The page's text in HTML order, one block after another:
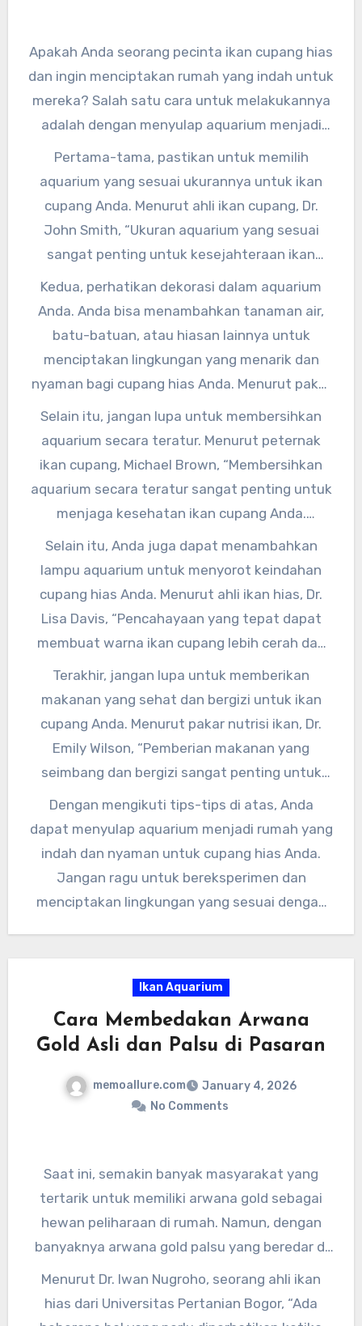
Apakah Anda seorang pecinta ikan cupang hias
dan ingin menciptakan rumah yang indah untuk
mereka? Salah satu cara untuk melakukannya
adalah dengan menyulap aquarium menjadi
tempat tinggal yang nyaman dan cantik untuk
cupang hias Anda. Berikut adalah beberapa
tips menyulap aquarium menjadi rumah indah
untuk cupang hias yang bisa Anda coba.
Pertama-tama, pastikan untuk memilih
aquarium yang sesuai ukurannya untuk ikan
cupang Anda. Menurut ahli ikan cupang, Dr.
John Smith, “Ukuran aquarium yang sesuai
sangat penting untuk kesejahteraan ikan
cupang. Mereka membutuhkan ruang yang
cukup untuk berenang dan bergerak dengan
bebas.” Jadi, pastikan untuk memilih aquarium
yang cukup besar untuk ikan cupang Anda agar
mereka dapat tumbuh dengan baik.
Kedua, perhatikan dekorasi dalam aquarium
Anda. Anda bisa menambahkan tanaman air,
batu-batuan, atau hiasan lainnya untuk
menciptakan lingkungan yang menarik dan
nyaman bagi cupang hias Anda. Menurut pakar
aquascape, Sarah Johnson, “Tanaman air
dapat membantu menciptakan lingkungan
yang alami dan menyenangkan bagi ikan
cupang. Mereka juga dapat membantu
menjaga kualitas air dalam aquarium.”
Selain itu, jangan lupa untuk membersihkan
aquarium secara teratur. Menurut peternak
ikan cupang, Michael Brown, “Membersihkan
aquarium secara teratur sangat penting untuk
menjaga kesehatan ikan cupang Anda.
Pastikan untuk mengganti air secara rutin dan
membersihkan sisa makanan atau kotoran
yang ada di dalam aquarium.”
Selain itu, Anda juga dapat menambahkan
lampu aquarium untuk menyorot keindahan
cupang hias Anda. Menurut ahli ikan hias, Dr.
Lisa Davis, “Pencahayaan yang tepat dapat
membuat warna ikan cupang lebih cerah dan
indah. Pilihlah lampu yang cocok untuk jenis
tanaman air dan ikan cupang yang Anda miliki.”
Terakhir, jangan lupa untuk memberikan
makanan yang sehat dan bergizi untuk ikan
cupang Anda. Menurut pakar nutrisi ikan, Dr.
Emily Wilson, “Pemberian makanan yang
seimbang dan bergizi sangat penting untuk
kesehatan ikan cupang. Pastikan untuk
memberi mereka makanan yang sesuai dengan
jenis ikan cupang yang Anda miliki.”
Dengan mengikuti tips-tips di atas, Anda
dapat menyulap aquarium menjadi rumah yang
indah dan nyaman untuk cupang hias Anda.
Jangan ragu untuk bereksperimen dan
menciptakan lingkungan yang sesuai dengan
Ikan Aquarium
Cara Membedakan Arwana
Gold Asli dan Palsu di Pasaran
memoallure.com
January 4, 2026
No Comments
Saat ini, semakin banyak masyarakat yang
tertarik untuk memiliki arwana gold sebagai
hewan peliharaan di rumah. Namun, dengan
banyaknya arwana gold palsu yang beredar di
pasaran, membuat para pecinta ikan hias
harus lebih teliti dalam memilih. Oleh karena
itu, penting untuk mengetahui cara
Menurut Dr. Iwan Nugroho, seorang ahli ikan
hias dari Universitas Pertanian Bogor, “Ada